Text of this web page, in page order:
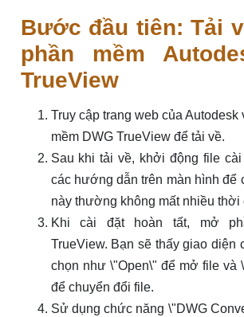
Bước đầu tiên: Tải
phần mềm
TrueView
Truy cập trang web của Autodesk
mềm DWG TrueView để tải về.
Sau khi tải về, khởi động file
các hướng dẫn trên màn hình để
này thường không mất nhiều thời
Khi cài đặt hoàn tất, mở
TrueView. Bạn sẽ thấy giao diện
chọn như \"Open\" để mở file và
để chuyển đổi file.
Sử dụng chức năng \"DWG